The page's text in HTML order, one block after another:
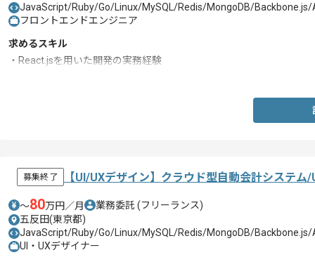
JavaScript/Ruby/Go/Linux/MySQL/Redis/MongoDB/Backbone.js/
フロントエンドエンジニア
求めるスキル
・React.jsを用いた開発の実務経験
募集終了 【UI/UXデザイン】クラウド型自動会計システ
〜80万円／月 業務委託 (フリーランス)
五反田(東京都)
JavaScript/Ruby/Go/Linux/MySQL/Redis/MongoDB/Backbone.js/
UI・UXデザイナー